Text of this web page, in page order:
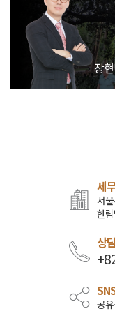
장
세
서
한
상
공